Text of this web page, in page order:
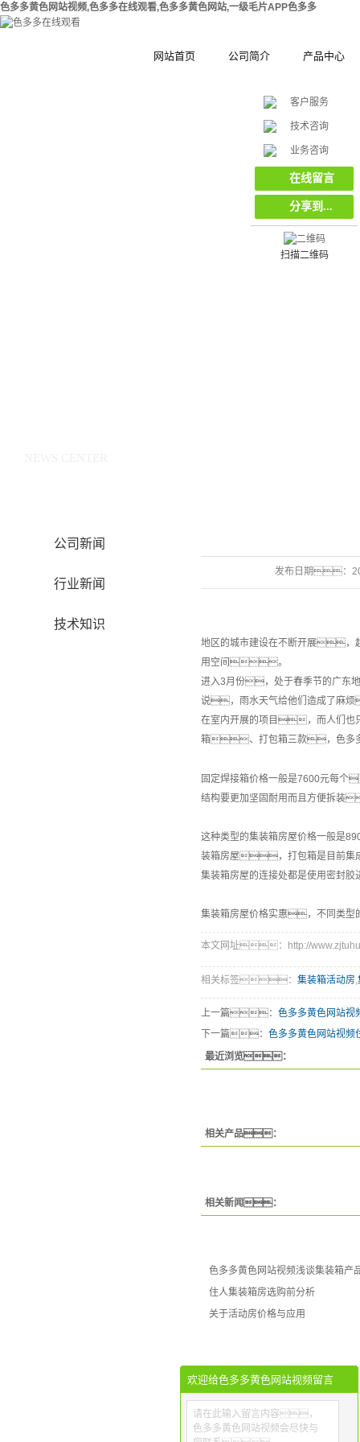
色多多黄色网站视频,色多多在线观看,色多多黄色网站,一级毛片APP色多多
网站首页 公司简介
合作伙伴
产品中心
挡
木塑拼装式围
集装箱集成房
工地工程施工
栏栅栏
环保复合材料
公司新闻
行业新闻
技术知识
发布日期：
地区的城市建设在不断开展，
用空间。
进入3月份，处于春季节的广东
说，雨水天气给他们造成了麻
在室内开展的项目，而人们
箱、打包箱三款，色多
固定焊接箱价格一般是7600元每
结构要更加坚固耐用而且方便拆
这种类型的集装箱房屋价格一般
装箱房屋，打包箱是目前集成
集装箱房屋的连接处都是使用密
集装箱房屋价格实惠，不同类
本文网址：http://
相关标签： 集装箱活动房,
上一篇： 色多多黄色网站
下一篇： 色多多黄色网站视频
最近浏览：
相关产品：
相关新闻：
色多多黄色网站视频浅谈集装箱产
住人集装箱房选购前分析
关于活动房价格与应用
客户服务
技术咨询
业务咨询
在线留言
分享到...
扫描二维码
欢迎给色多多黄色网站视频留言
请在此输入留言内容，
色多多黄色网站视频会尽快与